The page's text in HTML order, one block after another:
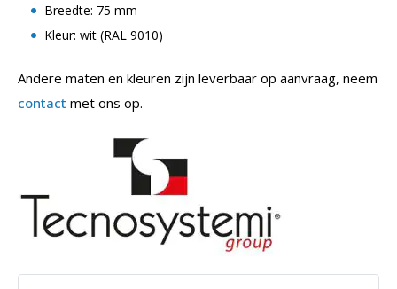
Breedte: 75 mm
Kleur: wit (RAL 9010)
Andere maten en kleuren zijn leverbaar op aanvraag, neem
contact met ons op.